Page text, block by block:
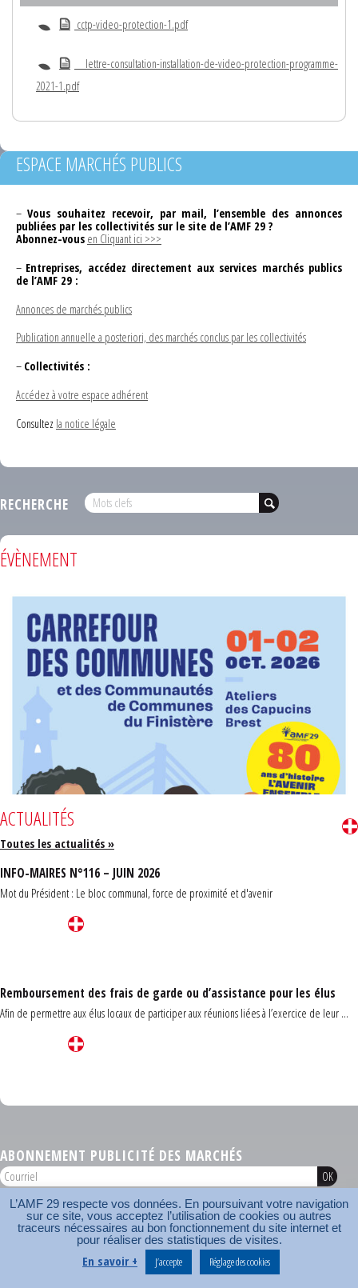
cctp-video-protection-1.pdf
lettre-consultation-installation-de-video-protection-programme-
2021-1.pdf
ESPACE MARCHÉS PUBLICS
– Vous souhaitez recevoir, par mail, l’ensemble des annonces
publiées par les collectivités sur le site de l’AMF 29 ?
Abonnez-vous en Cliquant ici >>>
– Entreprises, accédez directement aux services marchés publics
de l’AMF 29 :
Annonces de marchés publics
Publication annuelle a posteriori, des marchés conclus par les collectivités
– Collectivités :
Accédez à votre espace adhérent
Consultez la notice légale
RECHERCHE
ÉVÈNEMENT
ACTUALITÉS
Toutes les actualités »
INFO-MAIRES N°116 – JUIN 2026
Mot du Président : Le bloc communal, force de proximité et d'avenir
Remboursement des frais de garde ou d’assistance pour les élus
Afin de permettre aux élus locaux de participer aux réunions liées à l’exercice de leur ...
ABONNEMENT PUBLICITÉ DES MARCHÉS
AMF 29 © 2026
Plan du site Nos coordonnées Mentions légales
Contact
Carrefour des communes
AMF
L’AMF 29 respecte vos données. En poursuivant votre navigation
sur ce site, vous acceptez l’utilisation de cookies ou autres
traceurs nécessaires au bon fonctionnement du site internet et
pour réaliser des statistiques de visites.
En savoir + J’accepte Réglage des cookies